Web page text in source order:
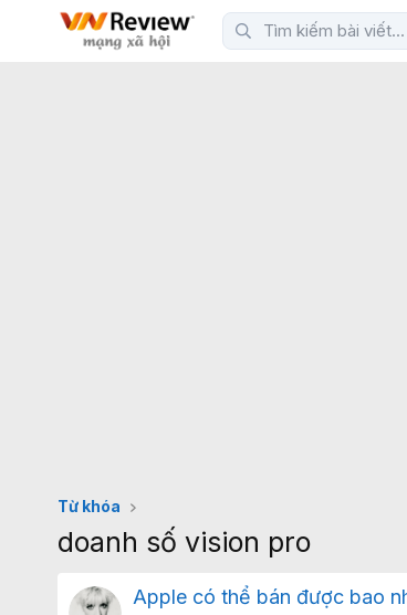
Từ khóa
doanh số vision pro
Apple có thể bán được bao